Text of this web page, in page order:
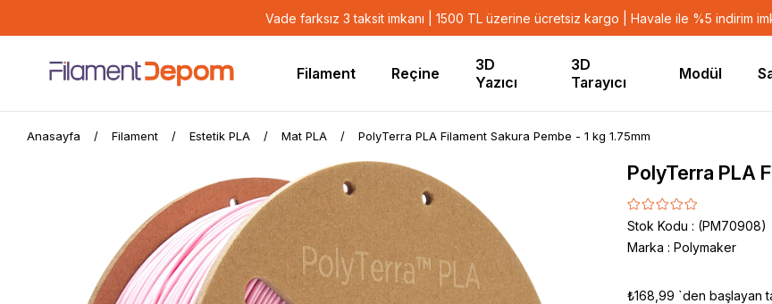
Vade farksız 3 taksit imkanı | 1500 TL üzerine ücretsiz kargo | Havale ile %5 indirim
Filament Reçine
3D
Yazıcı
3D
Tarayıcı
Modül
Anasayfa Filament Estetik PLA Mat PLA PolyTerra PLA Filament Sakura Pembe - 1 kg 1.75mm
PolyTerra PLA
Stok Kodu
(PM70908)
Marka : Polymaker
₺168,99 `den başlayan